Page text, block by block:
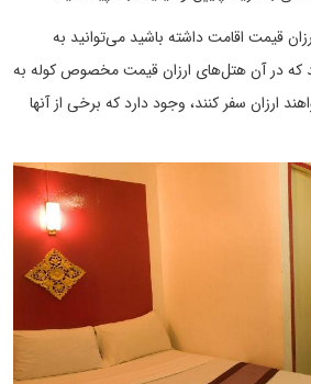
قیمت اقامت داشته باشید می‌توانید به
که در آن هتل‌های ارزان قیمت مخصوص کوله‌ به
ارزان سفر کنند، وجود دارد که برخی از آنها